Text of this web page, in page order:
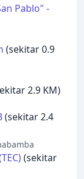
Pablo" -
(sekitar 0.9
2.9 KM)
(sekitar 2.4
(sekitar